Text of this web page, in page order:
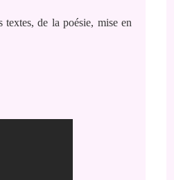
de la poésie, mise en